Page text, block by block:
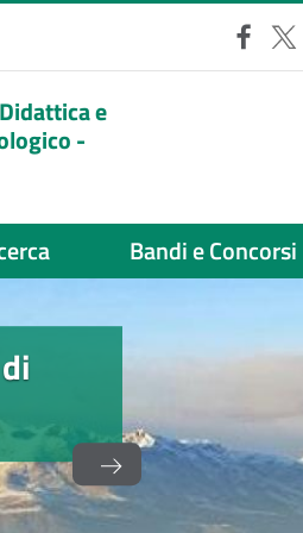
Facebook
X
e
-
Bandi e Concorsi